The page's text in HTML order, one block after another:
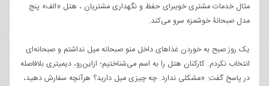
مثال خدمات مشتری خوببرای حفظ و نگهداری مشتریان ، هتل «الف» پنج
مدل صبحانۀ خوشمزه سرو می‌کند.
یک روز صبح به خوردن غذاهای داخل منو صبحانه میل نداشتم و صبحانه‌ای
انتخاب نکردم. کارکنان هتل را به اسم می‌شناختیم؛ ازاین‌رو، دیمیتری بلافاصله
در پاسخ گفت: «مشکلی ندارد. چه چیزی میل دارید؟ هرآنچه سفارش دهید،